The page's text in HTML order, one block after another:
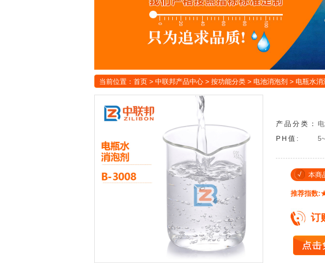
当前位置： 首页 > 中联邦产品中心 > 按功能分类 > 电池消泡剂 > 电瓶水消
产品分类：
PH 值:
本商
推荐指
订